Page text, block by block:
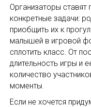
Организаторы ставят
конкретные задачи:
приобщить их к
малышей в игровой
сплотить класс. От
длительность игры и
количество
моменты.
Если не хочется